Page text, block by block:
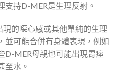
支持D-MER是生理反射。
的噁心感或其他單純的生理
並可能合併有身體表現，例如
D-MER母親也可能出現胃痙
至水。